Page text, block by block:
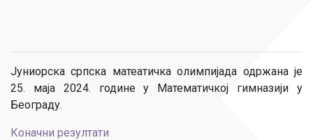
Јуниорска српска матеатичка олимпијада одржана је
25. маја 2024. године у Математичкој гимназији у
Београду.
Коначни резултати